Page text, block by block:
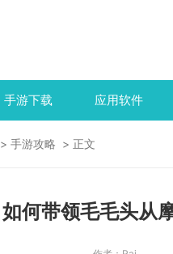
手游下载 应用软件
手游攻略 正文
如何带领毛毛头从